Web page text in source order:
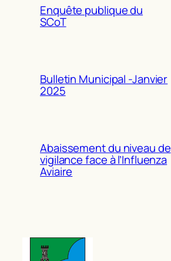
Enquête publique du
SCoT
Bulletin Municipal -Janvier
2025
Abaissement du niveau de
vigilance face à l’Influenza
Aviaire